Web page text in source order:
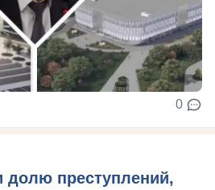
0
преступлений,